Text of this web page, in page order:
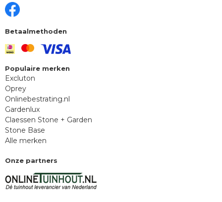
Betaalmethoden
Populaire merken
Excluton
Oprey
Onlinebestrating.nl
Gardenlux
Claessen Stone + Garden
Stone Base
Alle merken
Onze partners